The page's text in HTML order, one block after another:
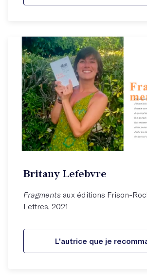
Britany Lefebvre
Fragments aux éditions Frison-
Lettres, 2021
L'autrice que je